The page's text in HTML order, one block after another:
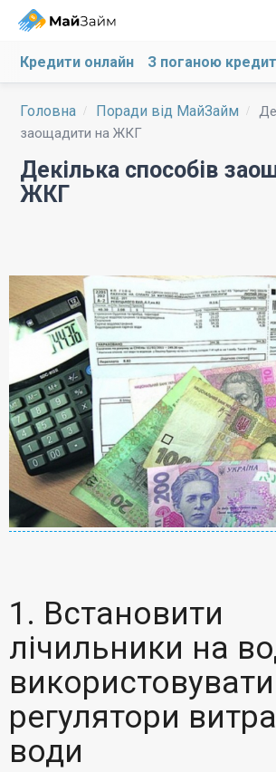
Кредити онлайн З поганою
Головна Поради від МайЗайм
заощадити на ЖКГ
Декілька способів
ЖКГ
1. Встановити
лічильники на
використовувати
регулятори
води